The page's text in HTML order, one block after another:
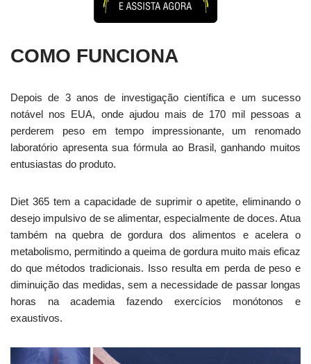
COMO FUNCIONA
Depois de 3 anos de investigação científica e um sucesso
notável nos EUA, onde ajudou mais de 170 mil pessoas a
perderem peso em tempo impressionante, um renomado
laboratório apresenta sua fórmula ao Brasil, ganhando muitos
entusiastas do produto.
Diet 365 tem a capacidade de suprimir o apetite, eliminando o
desejo impulsivo de se alimentar, especialmente de doces. Atua
também na quebra de gordura dos alimentos e acelera o
metabolismo, permitindo a queima de gordura muito mais eficaz
do que métodos tradicionais. Isso resulta em perda de peso e
diminuição das medidas, sem a necessidade de passar longas
horas na academia fazendo exercícios monótonos e
exaustivos.